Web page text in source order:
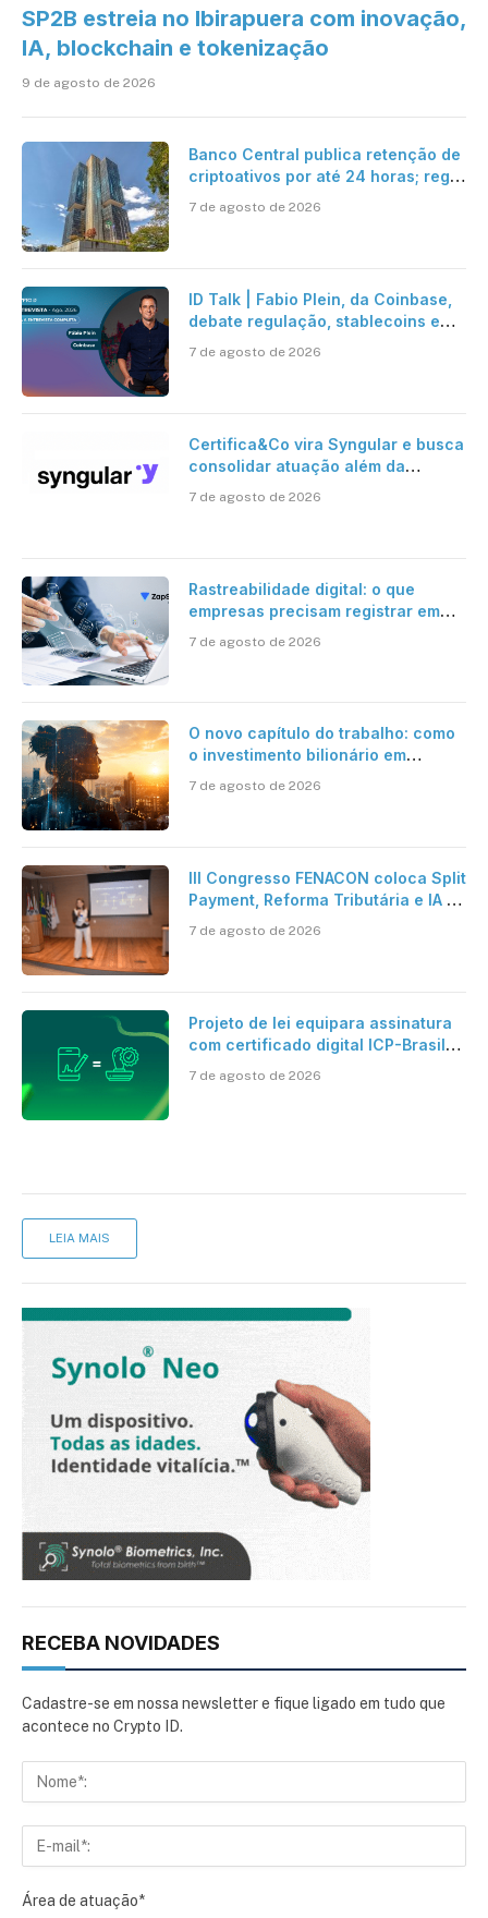
SP2B estreia no Ibirapuera com inovação,
IA, blockchain e tokenização
9 de agosto de 2026
Banco Central publica retenção de
criptoativos por até 24 horas; regra
7 de agosto de 2026
ID Talk | Fabio Plein, da Coinbase,
debate regulação, stablecoins e
7 de agosto de 2026
Certifica&Co vira Syngular e busca
consolidar atuação além da
7 de agosto de 2026
Rastreabilidade digital: o que
empresas precisam registrar em
7 de agosto de 2026
O novo capítulo do trabalho: como
o investimento bilionário em
pesquisa científica revela a
7 de agosto de 2026
III Congresso FENACON coloca Split
Payment, Reforma Tributária e IA no
centro dos debates
7 de agosto de 2026
Projeto de lei equipara assinatura
com certificado digital ICP-Brasil
ao reconhecimento de firma em
cartório
7 de agosto de 2026
LEIA MAIS
RECEBA NOVIDADES
Cadastre-se em nossa newsletter e fique ligado em tudo que
acontece no Crypto ID.
Área de atuação*